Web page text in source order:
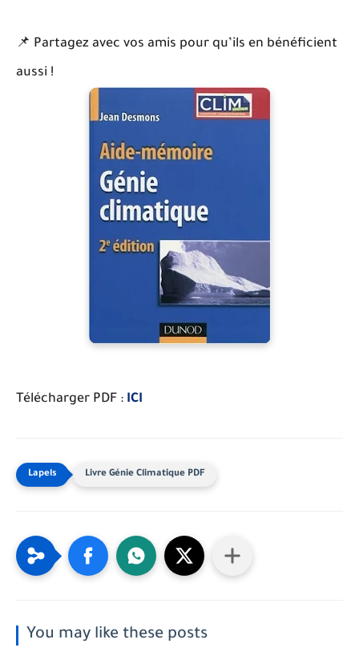
📌 Partagez avec vos amis pour qu’ils en bénéficient
aussi !
Télécharger PDF : ICI
Livre Génie Climatique PDF
You may like these posts